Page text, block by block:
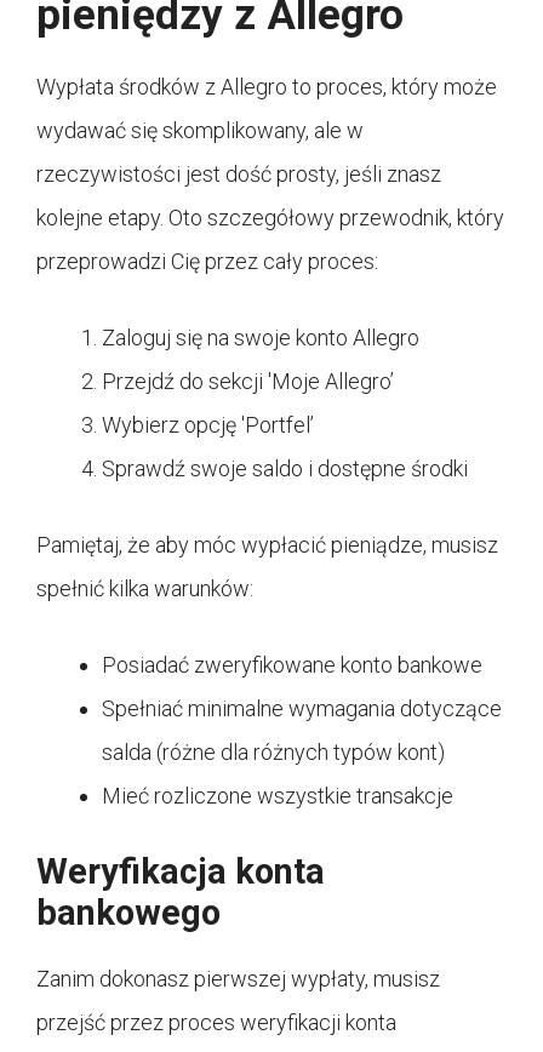
pieniędzy z Allegro
Wypłata środków z Allegro to proces, który może
wydawać się skomplikowany, ale w
rzeczywistości jest dość prosty, jeśli znasz
kolejne etapy. Oto szczegółowy przewodnik, który
przeprowadzi Cię przez cały proces:
Zaloguj się na swoje konto Allegro
Przejdź do sekcji 'Moje Allegro’
Wybierz opcję 'Portfel’
Sprawdź swoje saldo i dostępne środki
Pamiętaj, że aby móc wypłacić pieniądze, musisz
spełnić kilka warunków:
Posiadać zweryfikowane konto bankowe
Spełniać minimalne wymagania dotyczące
salda (różne dla różnych typów kont)
Mieć rozliczone wszystkie transakcje
Weryfikacja konta
bankowego
Zanim dokonasz pierwszej wypłaty, musisz
przejść przez proces weryfikacji konta